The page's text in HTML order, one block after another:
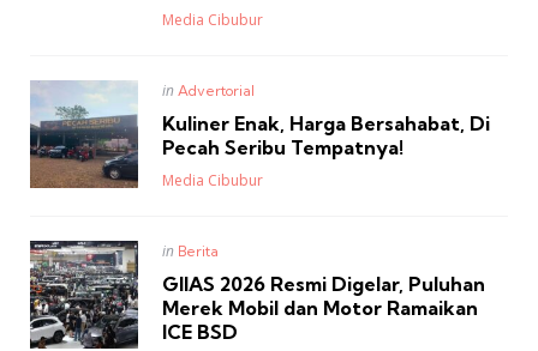
Posted
Media Cibubur
Posted
in Advertorial
Kuliner Enak, Harga Bersahabat, Di
Pecah Seribu Tempatnya!
Posted
Media Cibubur
Posted
in Berita
GIIAS 2026 Resmi Digelar, Puluhan
Merek Mobil dan Motor Ramaikan
ICE BSD